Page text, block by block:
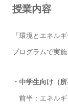
授業内容
「環境とエネル
プログラムで実施
・中学生向け（
前半：エネルギ